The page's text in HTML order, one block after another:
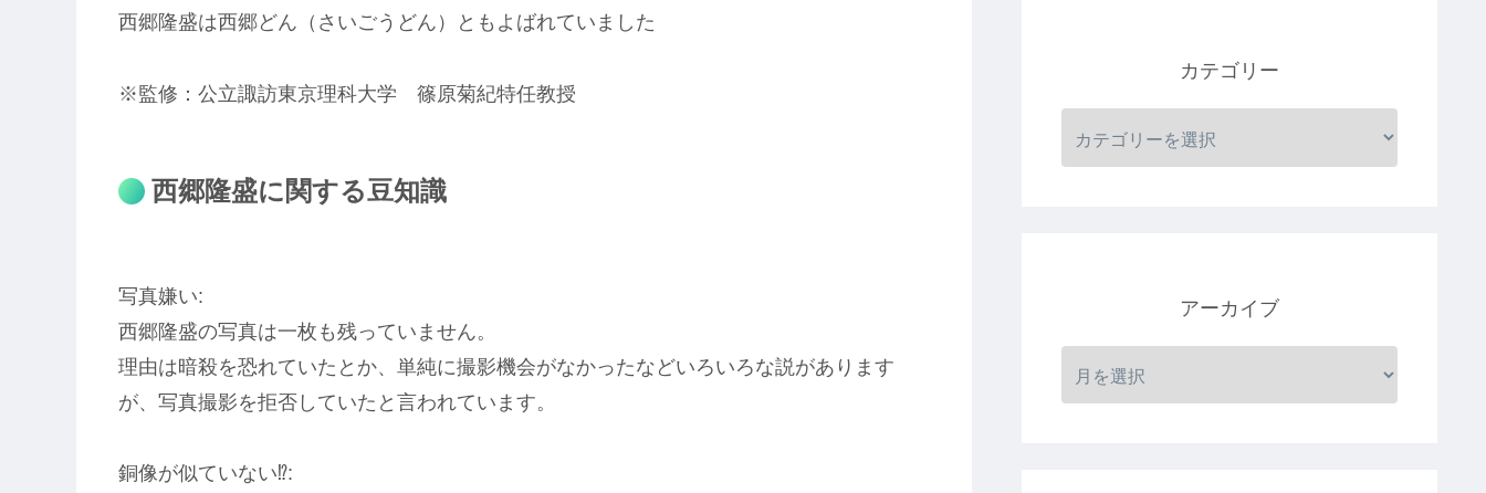
西郷隆盛は西郷どん（さいごうどん）ともよばれていました
※監修：公立諏訪東京理科大学 篠原菊紀特任教授
西郷隆盛に関する豆知識
写真嫌い:
西郷隆盛の写真は一枚も残っていません。
理由は暗殺を恐れていたとか、単純に撮影機会がなかったなどいろいろな説があります
が、写真撮影を拒否していたと言われています。
銅像が似ていない⁉:
カテゴリー
アーカイブ